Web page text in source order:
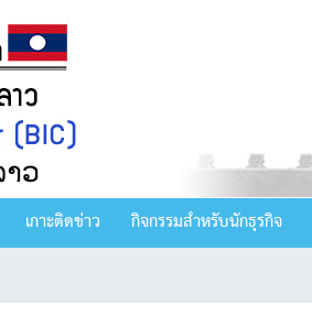
เกาะติดข่าว กิจกรรมสำหรับนักธุรกิจ